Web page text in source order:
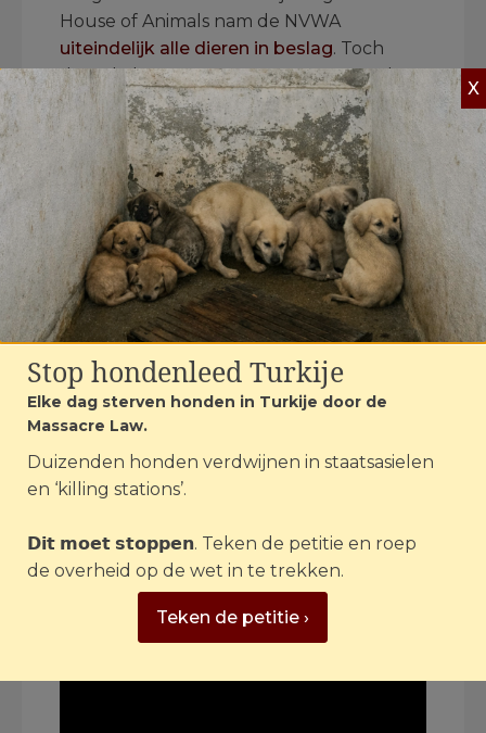
House of Animals nam de NVWA
uiteindelijk alle dieren in beslag. Toch
duurde het nog tot maart 2024 voordat
de fokkerij definitief moest stoppen en
Jan P. een tijdelijk verbod kreeg op het
houden van dieren.
Stop hondenleed Turkije
Elke dag sterven honden in Turkije door de
Massacre Law.
Duizenden honden verdwijnen in staatsasielen
en ‘killing stations’.
𝗗𝗶𝘁 𝗺𝗼𝗲𝘁 𝘀𝘁𝗼𝗽𝗽𝗲𝗻. Teken de petitie en roep
de overheid op de wet in te trekken.
Teken de petitie ›
X